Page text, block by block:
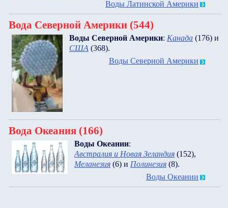
Воды Латинской Америки
Вода Северной Америки (544)
Воды Северной Америки: Канада (176) и
США (368).
Воды Северной Америки
Вода Океания (166)
Воды Океании:
Австралия и Новая Зеландия (152),
Меланезия (6) и Полинезия (8).
Воды Океании